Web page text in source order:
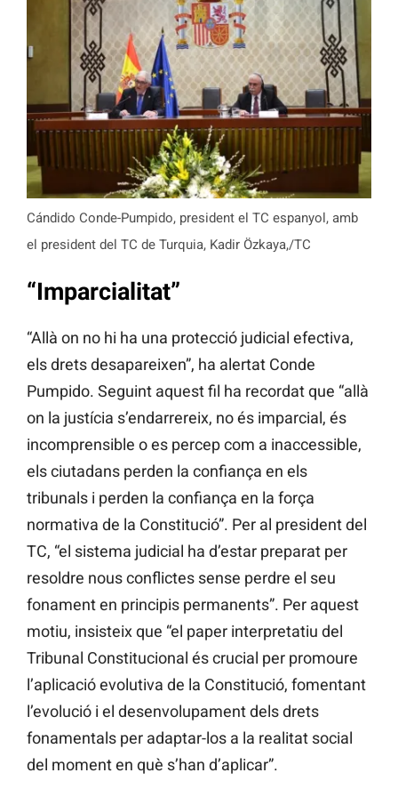
Cándido Conde-Pumpido, president el TC espanyol, amb
el president del TC de Turquia, Kadir Özkaya,/TC
“Imparcialitat”
“Allà on no hi ha una protecció judicial efectiva,
els drets desapareixen”, ha alertat Conde
Pumpido. Seguint aquest fil ha recordat que “allà
on la justícia s’endarrereix, no és imparcial, és
incomprensible o es percep com a inaccessible,
els ciutadans perden la confiança en els
tribunals i perden la confiança en la força
normativa de la Constitució”. Per al president del
TC, “el sistema judicial ha d’estar preparat per
resoldre nous conflictes sense perdre el seu
fonament en principis permanents”. Per aquest
motiu, insisteix que “el paper interpretatiu del
Tribunal Constitucional és crucial per promoure
l’aplicació evolutiva de la Constitució, fomentant
l’evolució i el desenvolupament dels drets
fonamentals per adaptar-los a la realitat social
del moment en què s’han d’aplicar”.